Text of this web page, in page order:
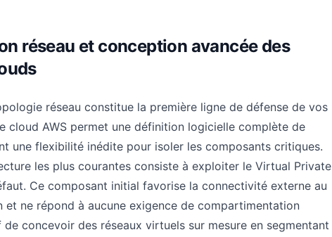
réseau et conception avancée des
réseau constitue la première ligne de défense de vos
cloud AWS permet une définition logicielle complète de
une flexibilité inédite pour isoler les composants critiques.
les plus courantes consiste à exploiter le Virtual Private
Ce composant initial favorise la connectivité externe au
ne répond à aucune exigence de compartimentation
concevoir des réseaux virtuels sur mesure en segmentant